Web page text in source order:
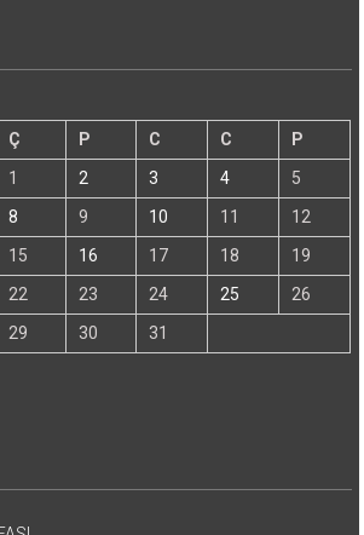
Ç P C C
P
1
2 3 4
5
8 9 10 11
12
15 16 17 18
19
22 23 24 25
26
29 30 31